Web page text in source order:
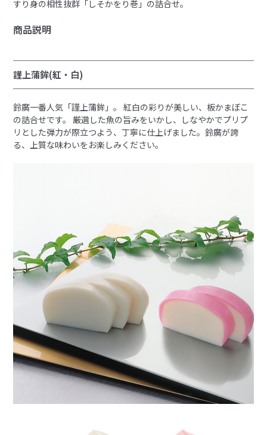
すり身の相性抜群「しそかをり巻」の詰合せ。
商品説明
謹上蒲鉾(紅・白)
鈴廣一番人気「謹上蒲鉾」。 紅白の彩りが美しい、板かまぼこ
の詰合せです。 厳選した魚の旨みをいかし、しなやかでプリプ
リとした弾力が際立つよう、丁寧に仕上げました。鈴廣が誇
る、上質な味わいをお楽しみください。